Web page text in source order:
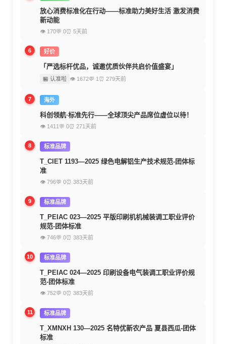
放心消费标准化在行动——标准助力美好生活 激发消费
新动能
👁 170💬 0⏰ 5天前
6 好价
「严选标杆优品，诚邀优质伙伴共启价值盛宴」
🏪 认准啦 👁 1672💬 1 ⏰ 279天前
7 海外
科创领航·标准先行——全球顶尖产品席位虚位以待！
👁 1411 💬 0⏰ 271天前
8 标准品牌
T_CIET 1193—2025 绿色电解铝生产技术规范-团体标
准
👁 796💬 0⏰ 383天前
9 标准品牌
T_PEIAC 023—2025 平版印刷机机械装调工职业评价
规范-团体标准
👁 746💬 0⏰ 383天前
10 标准品牌
T_PEIAC 024—2025 印刷设备电气装调工职业评价规
范-团体标准
👁 752💬 0⏰ 383天前
11 标准品牌
T_XMNXH 130—2025 名特优新农产品 夏县西瓜-团体
标准